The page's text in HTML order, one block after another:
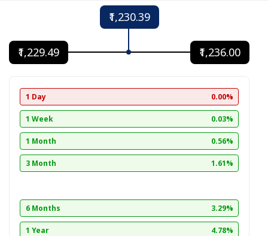
₹1,230.39
₹1,229.49 ₹1,236.00
1 Day 0.00%
1 Week 0.03%
1 Month 0.56%
3 Month 1.61%
6 Months 3.29%
1 Year 4.78%